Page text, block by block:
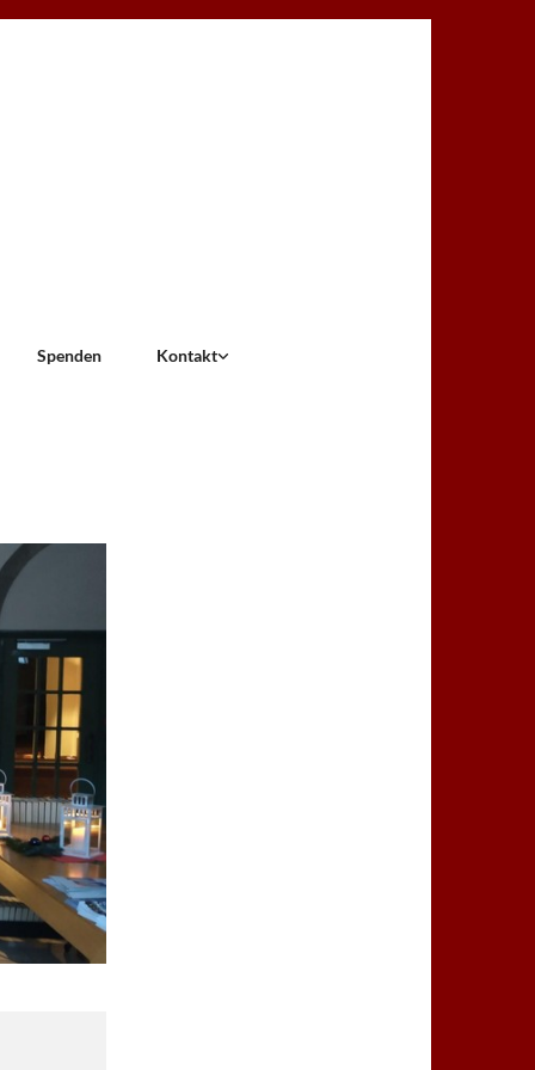
Spenden Kontakt